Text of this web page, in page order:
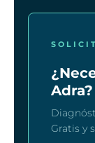
Adra?
Gratis y